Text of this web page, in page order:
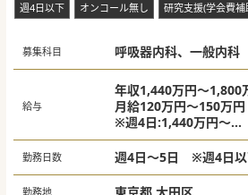
週4日以下 オンコール無し 研究支援(学会費補
募集科目 呼吸器内科、一般内科
給与
年収1,440万円～1,800
月給120万円～150万円
※週4日:1,440万円～
週5日:1,800万円～
※経験・スキル、勤務
勤務日数 週4日～5日 ※週4日以
勤務地